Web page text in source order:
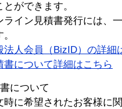
とができます。
イン見積書発行には、
法人会員（BizID）の詳細
書について詳細はこちら
について
時に希望されたお客様に